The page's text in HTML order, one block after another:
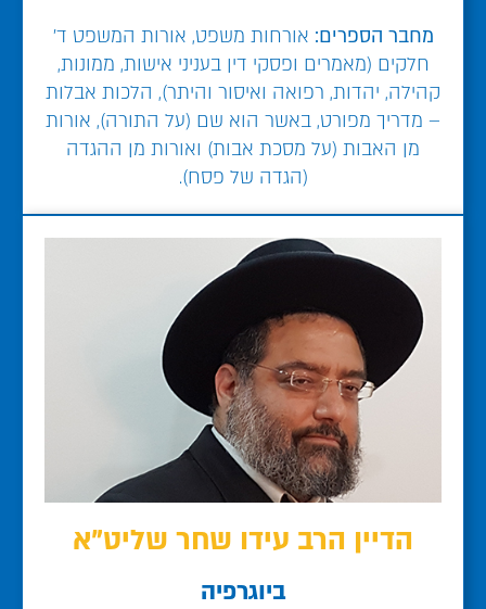
מחבר הספרים: אורחות משפט, אורות המשפט ד'
חלקים (מאמרים ופסקי דין בעניני אישות, ממונות,
קהילה, יהדות, רפואה ואיסור והיתר), הלכות אבלות
– מדריך מפורט, באשר הוא שם (על התורה), אורות
מן האבות (על מסכת אבות) ואורות מן ההגדה
(הגדה של פסח).
הדיין הרב עידו שחר שליט"א
ביוגרפיה